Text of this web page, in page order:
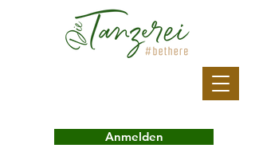
Anmelden